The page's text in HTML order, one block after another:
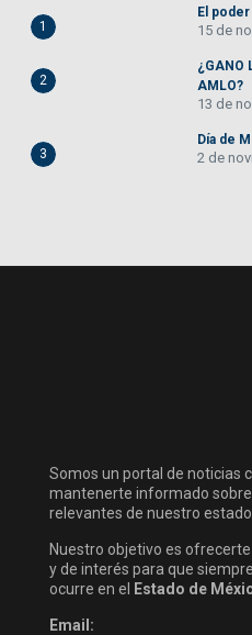
1
El
15 de
2
¿GANO
AMLO?
13 de
3
Día de
2 de
Somos un portal de noticias
mantenerte informado
relevantes de nuestro estado
Nuestro objetivo es
y de interés para que
ocurre en el
Estado de
Email: